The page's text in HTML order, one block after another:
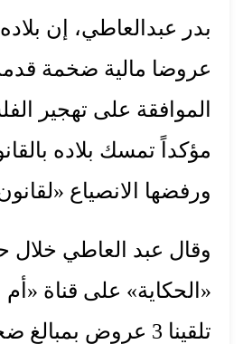
بدر عبدالعاطي، إن
عروضا مالية ضخمة
الموافقة على تهجير
مؤكداً تمسك بلاده
ورفضها الانصياع
وقال عبد العاطي خلال
«الحكاية» على قناة
تلقينا 3 عروض